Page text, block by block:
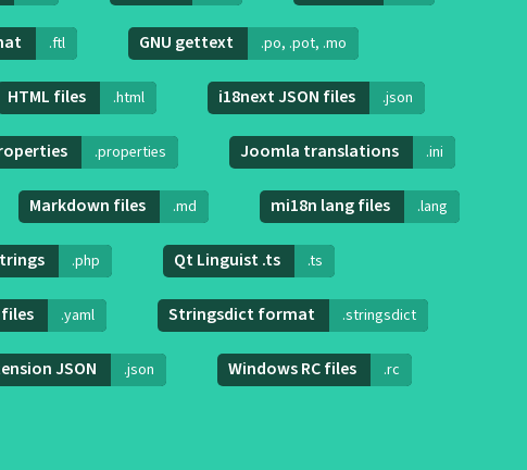
.ftl GNU gettext .po, .pot, .mo
HTML files .html i18next JSON files .json
.properties Joomla translations .ini
Markdown files .md mi18n lang files .lang
.php Qt Linguist .ts .ts
files .yaml Stringsdict format .stringsdict
JSON .json Windows RC files .rc